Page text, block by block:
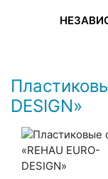
DESIGN»